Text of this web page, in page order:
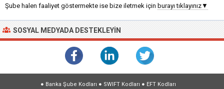
Şube halen faaliyet göstermekte ise bize iletmek için burayı tıklayınız▼
SOSYAL MEDYADA DESTEKLEYIN
● Banka Şube Kodları ● SWIFT Kodları ● EFT Kodları